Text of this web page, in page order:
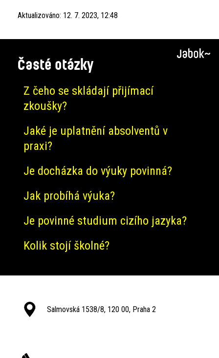
Aktualizováno: 12. 7. 2023, 12:48
Časté otázky
Z čeho se skládají přijímací
zkoušky?
Jaké je uplatnění absolventů v
praxi?
Je docházka do výuky povinná?
Jak probíhá výuka?
Je povinné studium cizího jazyka?
Kolik stojí školné?
Salmovská 1538/8, 120 00, Praha 2